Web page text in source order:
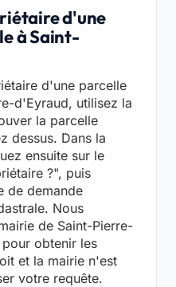
d'une
à Saint-
d'une parcelle
d'Eyraud, utilisez la
la parcelle
dessus. Dans la
ensuite sur le
?", puis
de demande
Nous
de Saint-Pierre-
obtenir les
et la mairie n'est
votre requête.